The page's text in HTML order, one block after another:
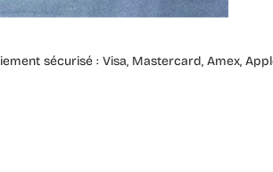
Amex, Apple Pay, Paypal